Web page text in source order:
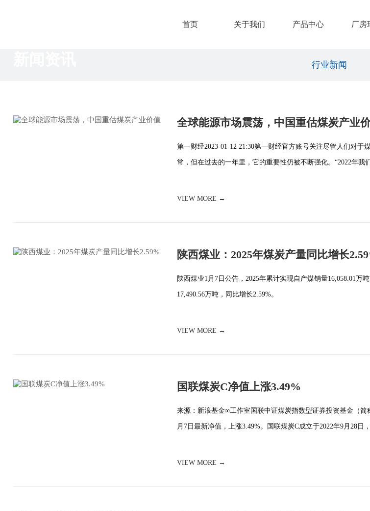
首页 关于我们 产品中心 厂房
行业新闻
全球能源市场震荡，中国重估煤炭产业
第一财经2023-01-12 21:30第一财经官方账号关注尽管人们对于
常，但在过去的一年里，它的重要性仍被不断强化。“2022年我
VIEW MORE →
陕西煤业：2025年煤炭产量同比增长
陕西煤业1月7日公告，2025年累计实现自产煤销量16,058.01万
17,490.56万吨，同比增长2.59%。
VIEW MORE →
国联煤炭C净值上涨3.49%
来源：新浪基金∞工作室国联中证煤炭指数型证券投资基金（简
月7日最新净值，上涨3.49%。国联煤炭C成立于2022年9月28日
VIEW MORE →